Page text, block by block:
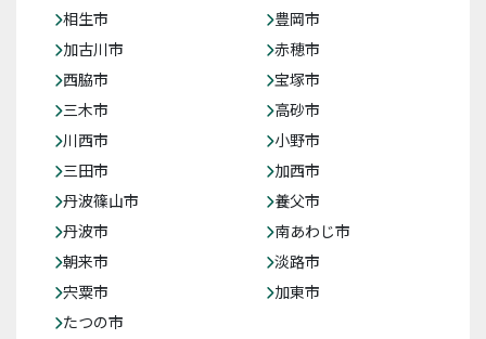
相生市
豊岡市
加古川市
赤穂市
西脇市
宝塚市
三木市
高砂市
川西市
小野市
三田市
加西市
丹波篠山市
養父市
丹波市
南あわじ市
朝来市
淡路市
宍粟市
加東市
たつの市